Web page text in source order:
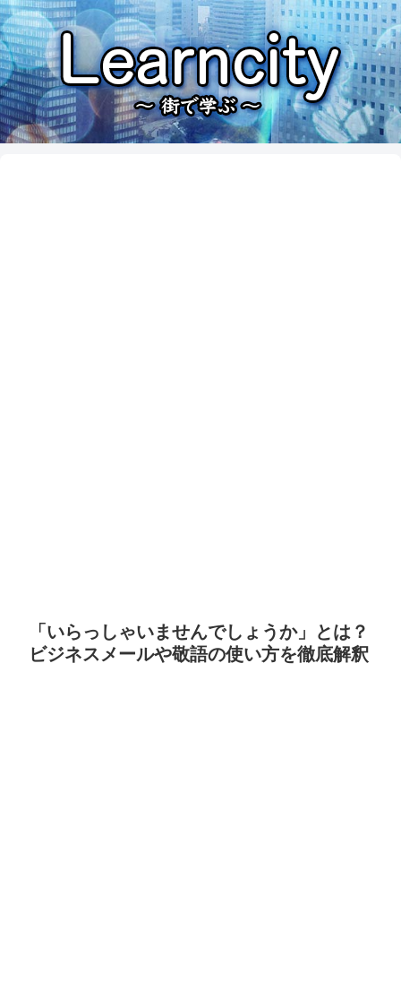
「いらっしゃいませんでしょうか」とは？
ビジネスメールや敬語の使い方を徹底解釈